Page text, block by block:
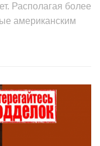
Располагая более
американским